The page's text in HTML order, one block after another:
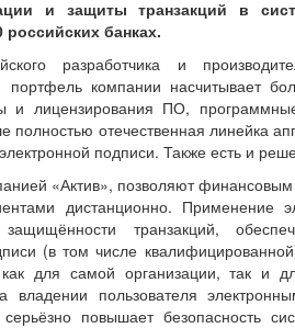
и защиты транзакций в
банках.
разработчика и
портфель компании насчитывает
лицензирования ПО,
отечественная линейка
подписи. Также есть и
«Актив», позволяют
дистанционно. Применение
транзакций,
(в том числе
для самой организации, так и
владении пользователя
повышает безопасность